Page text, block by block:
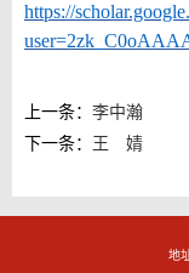
https://
上一条： 李中瀚
下一条：
王 婧
地